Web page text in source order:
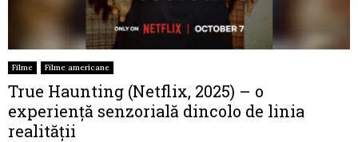
Filme Filme americane
True Haunting (Netflix, 2025) – o
experiență senzorială dincolo de linia
realității